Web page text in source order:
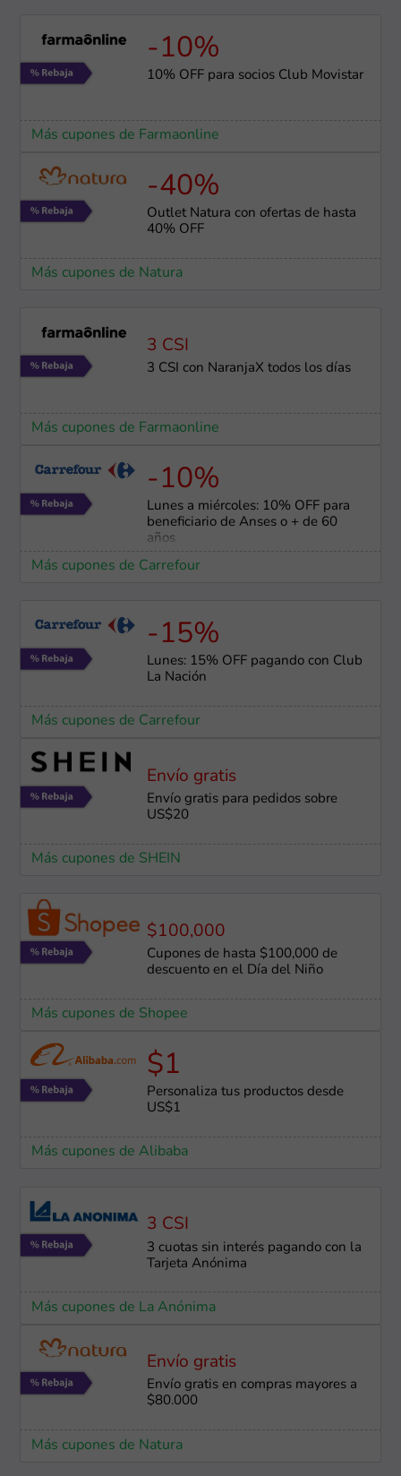
-10%
10% OFF para socios Club Movistar
Más cupones de Farmaonline
-40%
Outlet Natura con ofertas de hasta
40% OFF
Más cupones de Natura
3 CSI
3 CSI con NaranjaX todos los días
Más cupones de Farmaonline
-10%
Lunes a miércoles: 10% OFF para
beneficiario de Anses o + de 60
años
Más cupones de Carrefour
-15%
Lunes: 15% OFF pagando con Club
La Nación
Más cupones de Carrefour
Envío gratis
Envío gratis para pedidos sobre
US$20
Más cupones de SHEIN
$100,000
Cupones de hasta $100,000 de
descuento en el Día del Niño
Más cupones de Shopee
$1
Personaliza tus productos desde
US$1
Más cupones de Alibaba
3 CSI
3 cuotas sin interés pagando con la
Tarjeta Anónima
Más cupones de La Anónima
Envío gratis
Envío gratis en compras mayores a
$80.000
Más cupones de Natura